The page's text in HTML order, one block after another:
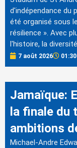
d'indépendance du
été organisé sous
résilience ». Avec
l'histoire, la
7 août 2026 01:30
Jamaïque:
la finale du
ambitions
Michael-Andre